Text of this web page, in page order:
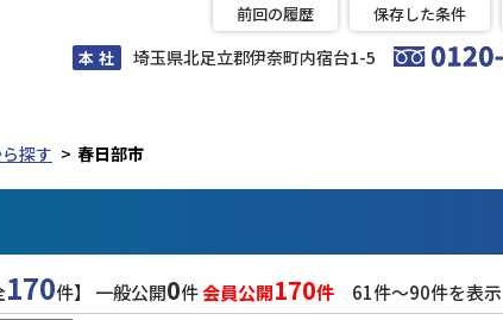
本 社 埼玉県北足立郡伊奈町内宿台1-5
前回の履歴 保存した条件
探す 春日部市
170件】 一般公開0件会員公開170件 61件〜90件を表示